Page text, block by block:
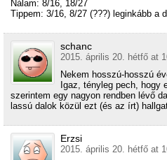
Nálam: 8/16, 18/27
Tippem: 3/16, 8/27 (???) leginkább a
schanc
2015. április 20. hétfő at
Nekem hosszú-hosszú
Igaz, tényleg pech, hogy
szerintem egy nagyon rendben lévő
lassú dalok közül ezt (és az írt)
Erzsi
2015. április 20. hétfő at